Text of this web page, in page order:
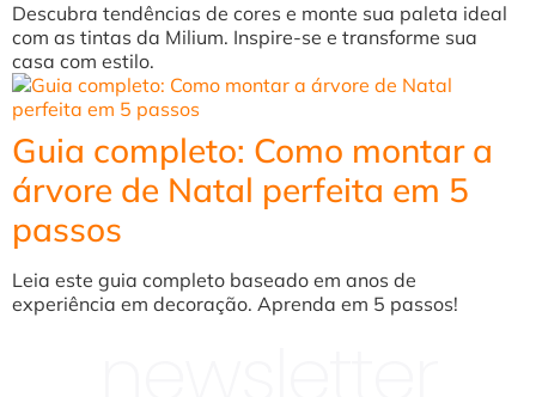
Descubra tendências de cores e monte sua paleta ideal
com as tintas da Milium. Inspire-se e transforme sua
casa com estilo.
Guia completo: Como montar a
árvore de Natal perfeita em 5
passos
Leia este guia completo baseado em anos de
experiência em decoração. Aprenda em 5 passos!